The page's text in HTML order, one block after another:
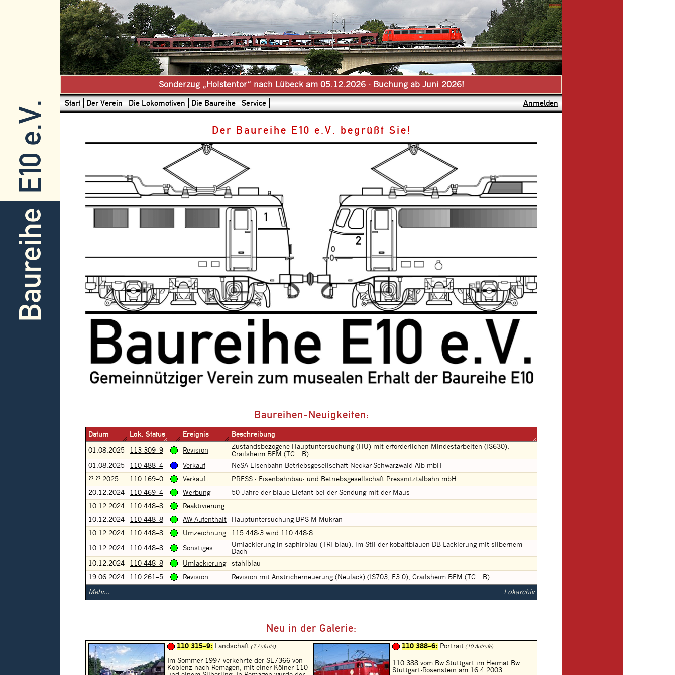
E10 e.V.
Baureihe
Sonderzug „Holstentor“ nach Lübeck am 05.12.2026 - Buchung ab Juni 2026!
Start Der Verein Die Lokomotiven Die Baureihe Service Anmelden
Der Baureihe E10 e.V. begrüßt Sie!
Baureihen-Neuigkeiten:
Datum Lok, Status Ereignis Beschreibung
01.08.2025 113 309–9 Revision
Zustandsbezogene Hauptuntersuchung (HU) mit erforderlichen Mindestarbeiten (IS630),
Crailsheim BEM (TC__B)
01.08.2025
110 488–4 Verkauf
NeSA Eisenbahn-Betriebsgesellschaft Neckar-Schwarzwald-Alb mbH
??.??.2025
110 169–0 Verkauf
PRESS - Eisenbahnbau- und Betriebsgesellschaft Pressnitztalbahn mbH
20.12.2024
110 469–4 Werbung
50 Jahre der blaue Elefant bei der Sendung mit der Maus
10.12.2024
110 448–8
Reaktivierung
10.12.2024
110 448–8 AW-Aufenthalt
Hauptuntersuchung BPS-M Mukran
10.12.2024
110 448–8 Umzeichnung 115 448-3 wird 110 448-8
10.12.2024 110 448–8 Sonstiges
Umlackierung in saphirblau (TRI-blau), im Stil der kobaltblauen DB Lackierung mit silbernem
Dach
10.12.2024
110 448–8 Umlackierung
stahlblau
19.06.2024
110 261–5 Revision Revision mit Anstricherneuerung (Neulack) (IS703, E3.0), Crailsheim BEM (TC__B)
Mehr... Lokarchiv
Neu in der Galerie:
110 315–9: Landschaft (7 Aufrufe)
Im Sommer 1997 verkehrte der SE7366 von
Koblenz nach Remagen, mit einer Kölner 110
110 388–6: Portrait (10 Aufrufe)
110 388 vom Bw Stuttgart im Heimat Bw
Stuttgart-Rosenstein am 16.4.2003